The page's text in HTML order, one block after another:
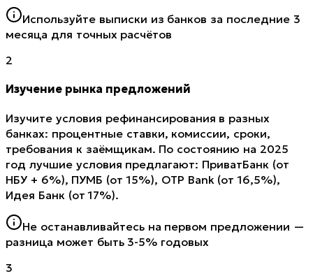
Используйте выписки из банков за последние 3
месяца для точных расчётов
2
Изучение рынка предложений
Изучите условия рефинансирования в разных
банках: процентные ставки, комиссии, сроки,
требования к заёмщикам. По состоянию на 2025
год лучшие условия предлагают: ПриватБанк (от
НБУ + 6%), ПУМБ (от 15%), OTP Bank (от 16,5%),
Идея Банк (от 17%).
Не останавливайтесь на первом предложении —
разница может быть 3-5% годовых
3